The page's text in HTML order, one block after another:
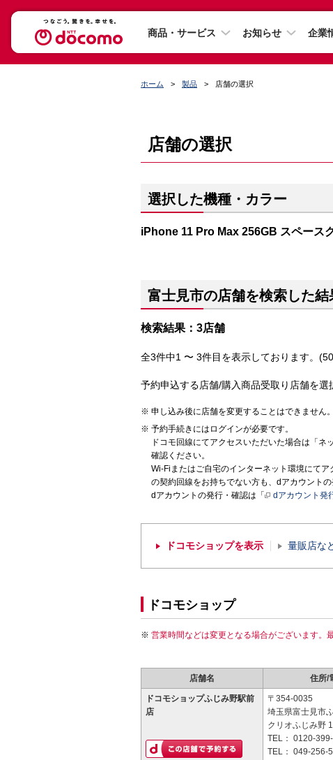
商品・サービス お知らせ 企業
ホーム 製品 店舗の選択
店舗の選択
選択した機種・カラー
iPhone 11 Pro Max 256GB スペース
富士見市の店舗を検索した
検索結果：3店舗
全3件中1 〜 3件目を表示しております。
予約申込する店舗/購入商品受取り店舗を選
申し込み後に店舗を変更することはできません。
予約手続きにはログインが必要です。
ドコモ回線にてアクセスいただいた場合は「
確認ください。
Wi-Fiまたはご自宅のインターネット環境にて
の契約回線をお持ちでない方も、dアカウントの
dアカウントの発行・確認は「
dアカウント発
ドコモショップを表示 量販店な
ドコモショップ
営業時間などは変更となる場合がございます。
店舗名 住所/
ドコモショップふじみ野駅前
店
〒354-0035
埼玉県富士見市
クリオふじみ野
TEL： 0120-
TEL： 049-256-